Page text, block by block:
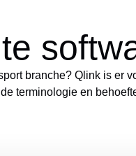
branche? Qlink is er
terminologie en